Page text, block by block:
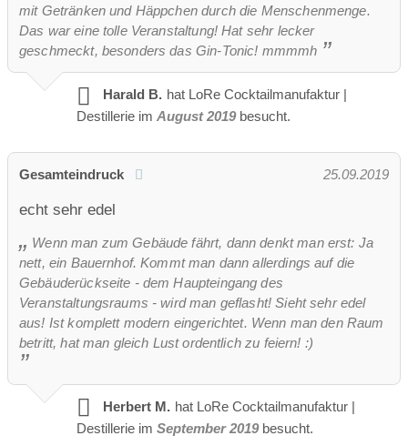
mit Getränken und Häppchen durch die Menschenmenge.
Das war eine tolle Veranstaltung! Hat sehr lecker
geschmeckt, besonders das Gin-Tonic! mmmmh
Harald B. hat LoRe Cocktailmanufaktur |
Destillerie im August 2019 besucht.
Gesamteindruck 25.09.2019
echt sehr edel
Wenn man zum Gebäude fährt, dann denkt man erst: Ja
nett, ein Bauernhof. Kommt man dann allerdings auf die
Gebäuderückseite - dem Haupteingang des
Veranstaltungsraums - wird man geflasht! Sieht sehr edel
aus! Ist komplett modern eingerichtet. Wenn man den Raum
betritt, hat man gleich Lust ordentlich zu feiern! :)
Herbert M. hat LoRe Cocktailmanufaktur |
Destillerie im September 2019 besucht.